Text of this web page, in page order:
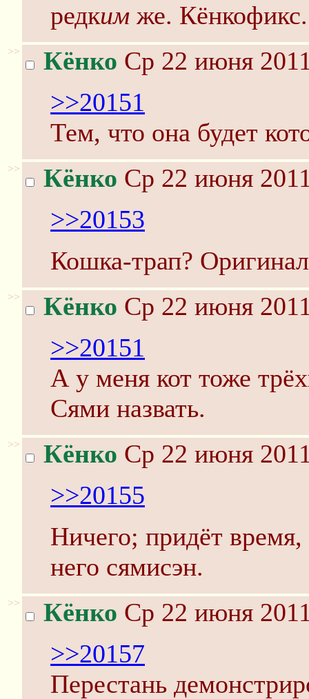
редким же. Кёнкофикс.
>> Кёнко Ср 22 июня
>>20151
Тем, что она будет
>> Кёнко Ср 22 июня
>>20153
Кошка-трап?
>> Кёнко Ср 22 июня
>>20151
А у меня кот тоже
Сями назвать.
>> Кёнко Ср 22 июня
>>20155
Ничего; придёт
него сямисэн.
>> Кёнко Ср 22 июня
>>20157
Перестань